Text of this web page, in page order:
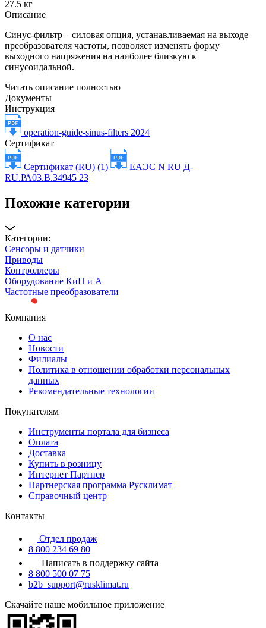
27.5 кг
Описание
Синус-фильтр – силовая опция, устанавливаемая на выходе
преобразователя частоты, позволяет изменять форму
выходного напряжения на наиболее близкую к
синусоидальной.
Читать описание полностью
Документы
Инструкция
operation-guide-sinus-filters 2024
Сертификат
Сертификат (RU) (1)
ЕАЭС N RU Д-
RU.РА03.В.34945 23
Похожие категории
Категории:
Сенсоры и датчики
Приводы
Контроллеры
Оборудование КиП и А
Частотные преобразователи
Компания
О нас
Новости
Филиалы
Политика в отношении обработки персональных
данных
Рекомендательные технологии
Покупателям
Инструменты портала для бизнеса
Оплата
Доставка
Купить в розницу
Интернет Партнер
Партнерская программа Русклимат
Справочный центр
Контакты
Отдел продаж
8 800 234 69 80
Написать в поддержку сайта
8 800 500 07 75
b2b_support@rusklimat.ru
Скачайте наше мобильное приложение